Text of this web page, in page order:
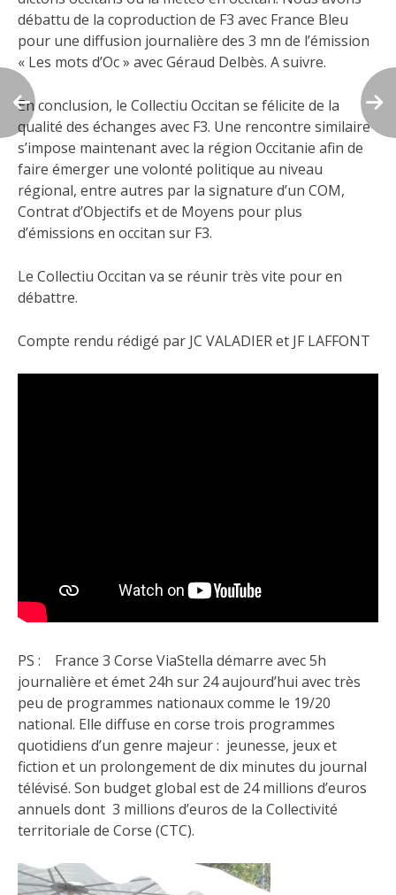
débattu de la coproduction de F3 avec France Bleu
pour une diffusion journalière des 3 mn de l’émission
« Les mots d’Oc » avec Géraud Delbès. A suivre.
En conclusion, le Collectiu Occitan se félicite de la
qualité des échanges avec F3. Une rencontre similaire
s’impose maintenant avec la région Occitanie afin de
faire émerger une volonté politique au niveau
régional, entre autres par la signature d’un COM,
Contrat d’Objectifs et de Moyens pour plus
d’émissions en occitan sur F3.
Le Collectiu Occitan va se réunir très vite pour en
débattre.
Compte rendu rédigé par JC VALADIER et JF LAFFONT
PS : France 3 Corse ViaStella démarre avec 5h
journalière et émet 24h sur 24 aujourd’hui avec très
peu de programmes nationaux comme le 19/20
national. Elle diffuse en corse trois programmes
quotidiens d’un genre majeur : jeunesse, jeux et
fiction et un prolongement de dix minutes du journal
télévisé. Son budget global est de 24 millions d’euros
annuels dont 3 millions d’euros de la Collectivité
territoriale de Corse (CTC).